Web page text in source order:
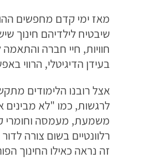
מאז ימי קדם מחפשים
שיבטיח לילדיהם חינוך
חוויות, חיי חברה
בעידן הדיגיטלי, הרווי
אצל רובנו הלימודים
לרגשות, כמו "לא מבינים
משמעת, מעמסה וחומרי
רלוונטיים בשום צורה
זה נראה כאילו החינוך